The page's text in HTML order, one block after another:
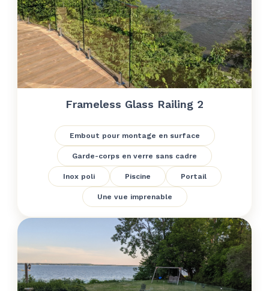
Frameless Glass Railing 2
Embout pour montage en surface
Garde-corps en verre sans cadre
Inox poli Piscine Portail
Une vue imprenable